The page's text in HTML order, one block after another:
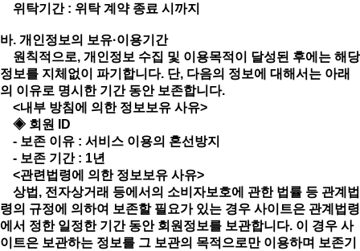
위탁기간 : 위탁 계약 종료 시까지
바. 개인정보의 보유·이용기간
원칙적으로, 개인정보 수집 및 이용목적이 달성된 후에는 해당
정보를 지체없이 파기합니다. 단, 다음의 정보에 대해서는 아래
의 이유로 명시한 기간 동안 보존합니다.
<내부 방침에 의한 정보보유 사유>
◈ 회원 ID
- 보존 이유 : 서비스 이용의 혼선방지
- 보존 기간 : 1년
<관련법령에 의한 정보보유 사유>
상법, 전자상거래 등에서의 소비자보호에 관한 법률 등 관계법
령의 규정에 의하여 보존할 필요가 있는 경우 사이트은 관계법령
에서 정한 일정한 기간 동안 회원정보를 보관합니다. 이 경우 사
이트은 보관하는 정보를 그 보관의 목적으로만 이용하며 보존기